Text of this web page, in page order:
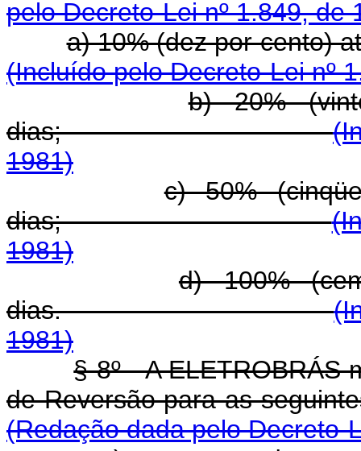
pelo Decreto-Lei nº 1.849, de
a) 10% (dez por
(Incluído pelo Decreto-Lei nº
b) 20%
dias;
1981)
c) 50%
dias;
1981)
d) 100%
dias.
1981)
§ 8º - A ELETROBRÁS
de Reversão para
(Redação dada pelo Decreto-